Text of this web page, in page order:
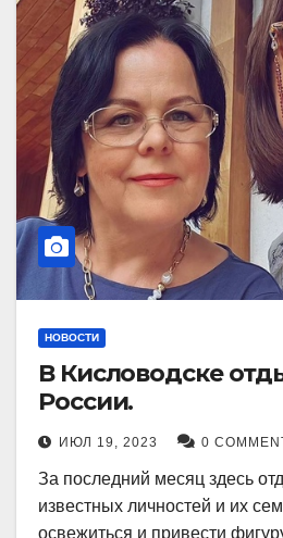
НОВОСТИ
В Кисловодске
России.
ИЮЛ 19, 2023 0
За последний месяц здесь
известных личностей и их
освежиться и привести